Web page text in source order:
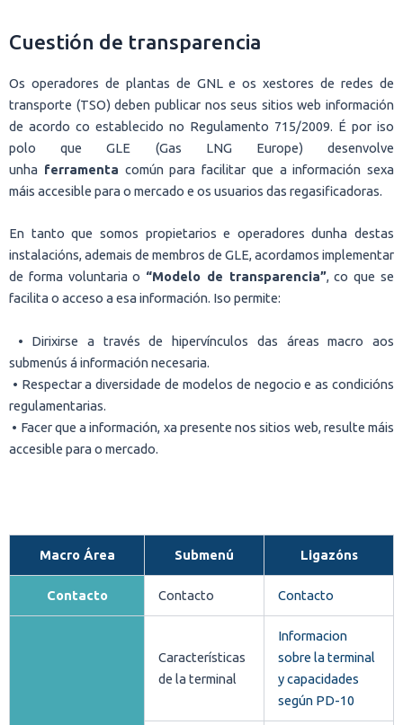
Cuestión de transparencia
Os operadores de plantas de GNL e os xestores de redes de
transporte (TSO) deben publicar nos seus sitios web información
de acordo co establecido no Regulamento 715/2009. É por iso
polo que GLE (Gas LNG Europe) desenvolve
unha ferramenta común para facilitar que a información sexa
máis accesible para o mercado e os usuarios das regasificadoras.
En tanto que somos propietarios e operadores dunha destas
instalacións, ademais de membros de GLE, acordamos implementar
de forma voluntaria o “Modelo de transparencia”, co que se
facilita o acceso a esa información. Iso permite:
• Dirixirse a través de hipervínculos das áreas macro aos
submenús á información necesaria.
• Respectar a diversidade de modelos de negocio e as condicións
regulamentarias.
• Facer que a información, xa presente nos sitios web, resulte máis
accesible para o mercado.
Macro Área Submenú Ligazóns
Contacto Contacto Contacto
Características
de la terminal
Informacion
sobre la terminal
y capacidades
según PD-10